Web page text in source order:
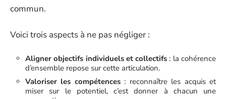
commun.
Voici trois aspects à ne pas négliger :
Aligner objectifs individuels et collectifs : la cohérence
d’ensemble repose sur cette articulation.
Valoriser les compétences: reconnaître les acquis et
miser sur le potentiel, c’est donner à chacun une